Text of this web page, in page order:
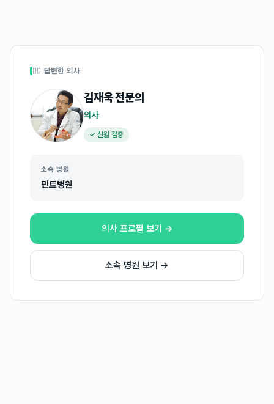
👩‍⚕️ 답변한 의사
김재욱전문의
의사
✓ 신원 검증
소속 병원
민트병원
의사 프로필 보기 →
소속 병원 보기 →